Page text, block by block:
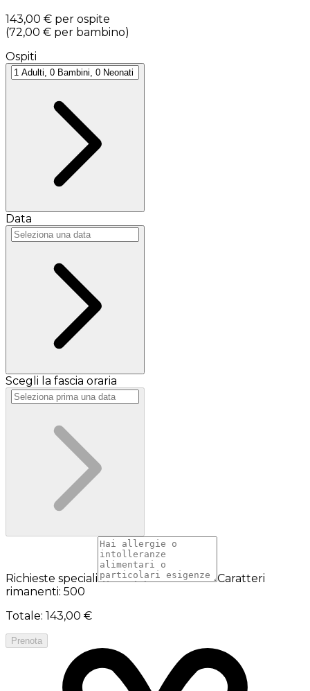
143,00 € per ospite
(72,00 € per bambino)
Ospiti
Data
Scegli la fascia oraria
Richieste speciali
Caratteri
rimanenti: 500
Totale: 143,00 €
Prenota